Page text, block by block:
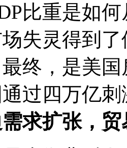
比重是如
失灵得到
终，是美
过四万亿
求扩张，